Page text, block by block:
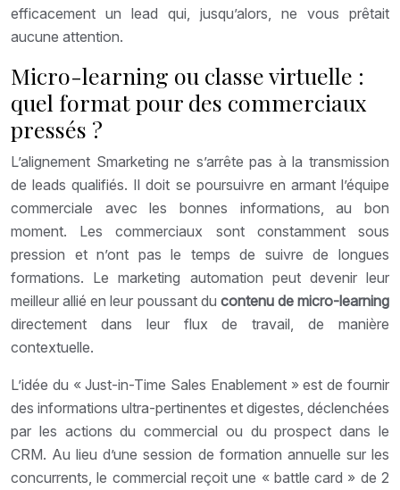
efficacement un lead qui, jusqu’alors, ne vous prêtait
aucune attention.
Micro-learning ou classe virtuelle :
quel format pour des commerciaux
pressés ?
L’alignement Smarketing ne s’arrête pas à la transmission
de leads qualifiés. Il doit se poursuivre en armant l’équipe
commerciale avec les bonnes informations, au bon
moment. Les commerciaux sont constamment sous
pression et n’ont pas le temps de suivre de longues
formations. Le marketing automation peut devenir leur
meilleur allié en leur poussant du contenu de micro-learning
directement dans leur flux de travail, de manière
contextuelle.
L’idée du « Just-in-Time Sales Enablement » est de fournir
des informations ultra-pertinentes et digestes, déclenchées
par les actions du commercial ou du prospect dans le
CRM. Au lieu d’une session de formation annuelle sur les
concurrents, le commercial reçoit une « battle card » de 2